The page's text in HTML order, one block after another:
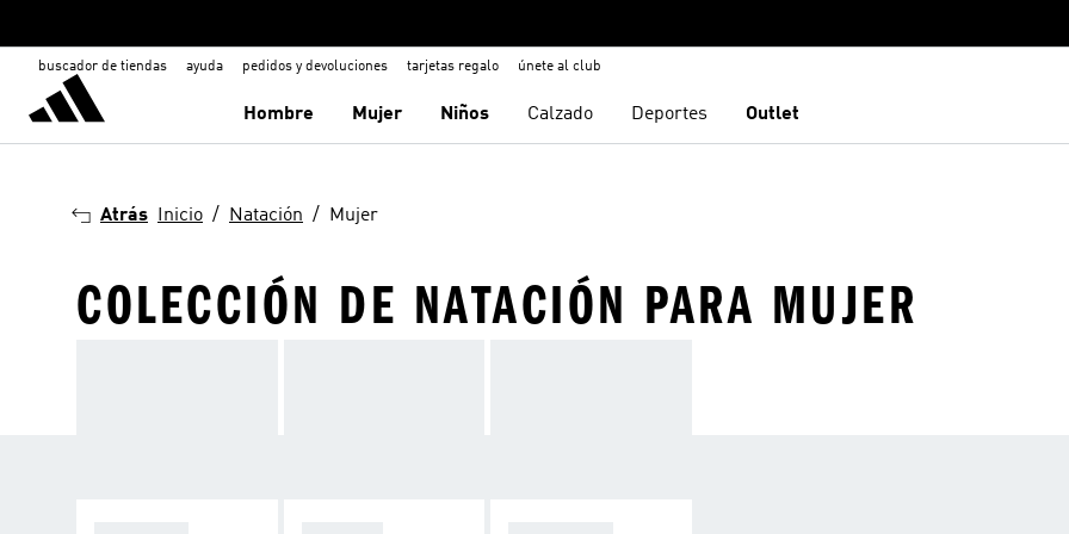
buscador de tiendas ayuda pedidos y devoluciones tarjetas regalo únete al club
Hombre Mujer Niños Calzado Deportes Outlet
Atrás Inicio Natación Mujer
COLECCIÓN DE NATACIÓN PARA MUJER